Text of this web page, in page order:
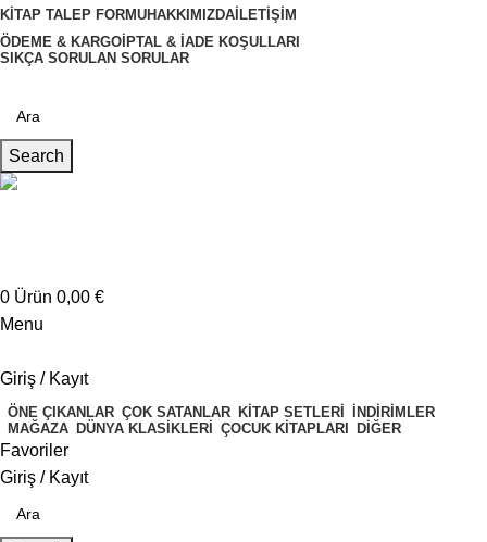
KITAP TALEP FORMUHAKKIMIZDA İLETIŞIM
ÖDEME & KARGO İPTAL & İADE KOŞULLARI
SIKÇA SORULAN SORULAR
Search
0 Ürün 0,00 €
Menu
Giriş / Kayıt
ÖNE ÇIKANLAR ÇOK SATANLAR KITAP SETLERI İNDIRIMLER
MAĞAZA DÜNYA KLASIKLERI ÇOCUK KITAPLARI DIĞER
Favoriler
Giriş / Kayıt